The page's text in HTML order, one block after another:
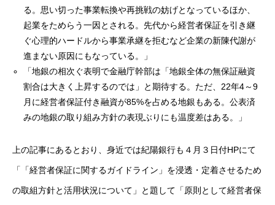
る。思い切った事業転換や再挑戦の妨げとなっているほか、
起業をためらう一因とされる。先代から経営者保証を引き継
ぐ心理的ハードルから事業承継を拒むなど企業の新陳代謝が
進まない原因にもなっている。」
「地銀の相次ぐ表明で金融庁幹部は「地銀全体の無保証融資
割合は大きく上昇するのでは」と期待する。ただ、22年4～9
月に経営者保証付き融資が85%を占める地銀もある。公表済
みの地銀の取り組み方針の表現ぶりにも温度差はある。」
上の記事にあるとおり、身近では紀陽銀行も４月３日付HPにて
「「経営者保証に関するガイドライン」を浸透・定着させるため
の取組方針と活用状況について」と題して「原則として経営者保